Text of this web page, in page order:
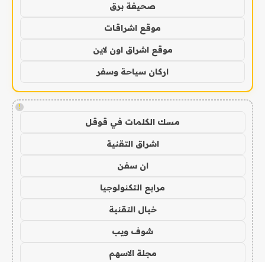
صحيفة برق
موقع اشراقات
موقع اشراق اون لاين
اركان سياحة وسفر
!
مسك الكلمات في قوقل
اشراق التقنية
ان سفن
مرابع التكنولوجيا
خيال التقنية
شوف ويب
مجلة الاسهم